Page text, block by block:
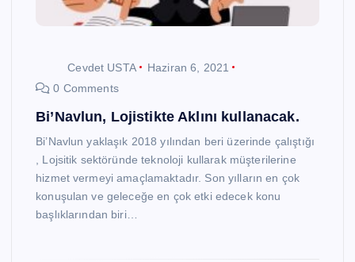
Cevdet USTA
Haziran 6, 2021
0 Comments
Bi’Navlun, Lojistikte Aklını kullanacak.
Bi’Navlun yaklaşık 2018 yılından beri üzerinde çalıştığı
, Lojsitik sektöründe teknoloji kullarak müşterilerine
hizmet vermeyi amaçlamaktadır. Son yılların en çok
konuşulan ve geleceğe en çok etki edecek konu
başlıklarından biri…